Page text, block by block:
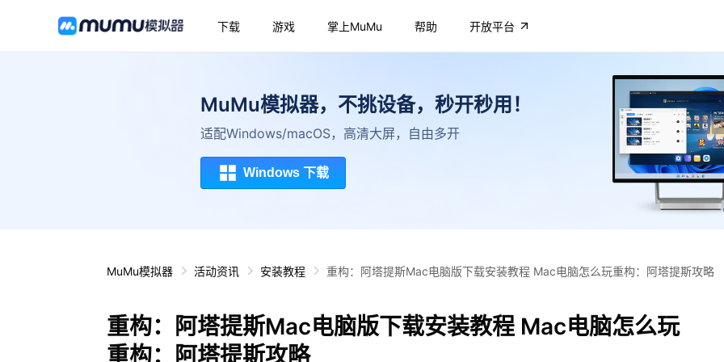
下载 游戏 掌上MuMu 帮助 开放平台
MuMu模拟器，不挑设备，秒开秒用！
适配Windows/macOS，高清大屏，自由多开
Windows 下载
MuMu模拟器 活动资讯 安装教程 重构：阿塔提斯Mac电脑版下载安装教程 Mac电脑怎么玩重构：阿塔提斯攻略
重构：阿塔提斯Mac电脑版下载安装教程 Mac电脑怎么玩
重构：阿塔提斯攻略